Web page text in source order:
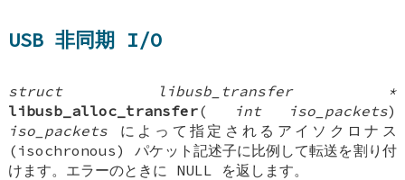
USB 非同期 I/O
struct libusb_transfer *
libusb_alloc_transfer( int iso_packets)
iso_packets によって指定されるアイソクロナス
(isochronous) パケット記述子に比例して転送を割り付
けます。エラーのときに NULL を返します。